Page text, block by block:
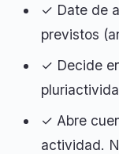
✓ Date de
previstos
✓ Decide
✓ Abre
actividad.